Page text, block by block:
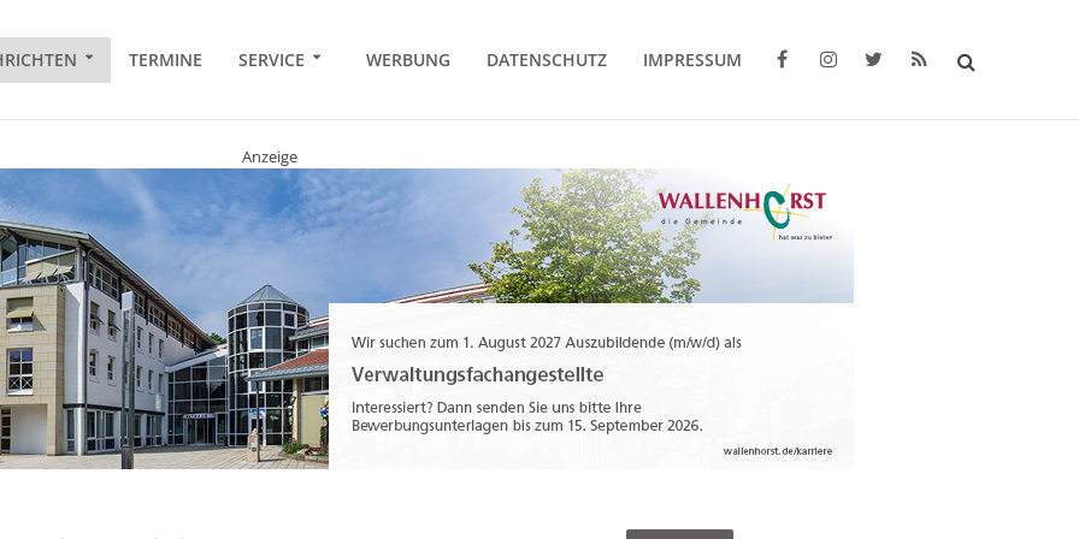
TERMINE SERVICE WERBUNG DATENSCHUTZ IMPRESSUM
Anzeige